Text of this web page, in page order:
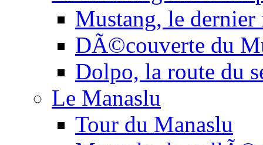
Mustang, le
DÃ©couverte du
Dolpo, la route du
Le Manaslu
Tour du Manaslu